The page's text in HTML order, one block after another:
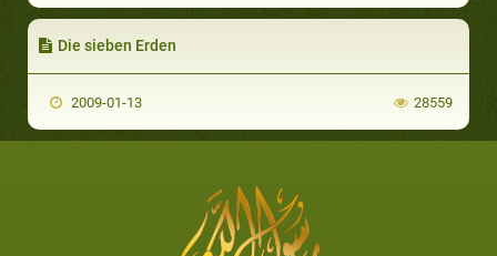
Die sieben Erden
2009-01-13 28559